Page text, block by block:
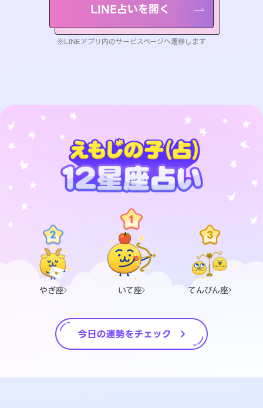
LINE占いを開く
※LINEアプリ内のサービスページへ遷移します
やぎ座 いて座 てんびん座